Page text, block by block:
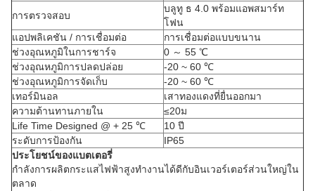
การตรวจสอบ
บลูทู ธ 4.0 พร้อมแอพสมาร์ท
โฟน
แอปพลิเคชัน / การเชื่อมต่อ
การเชื่อมต่อแบบขนาน
ช่วงอุณหภูมิในการชาร์จ
0 ～ 55 ℃
ช่วงอุณหภูมิการปลดปล่อย
-20 ~ 60 ℃
ช่วงอุณหภูมิการจัดเก็บ
-20 ~ 60 ℃
เทอร์มินอล
เสาทองแดงที่ยื่นออกมา
ความต้านทานภายใน
≤20ม
Life Time Designed @ + 25 ℃
10 ปี
ระดับการป้องกัน
IP65
ประโยชน์ของแบตเตอรี่
กำลังการผลิตกระแสไฟฟ้าสูงทำงานได้ดีกับอินเวอร์เตอร์ส่วนใหญ่ใน
ตลาด